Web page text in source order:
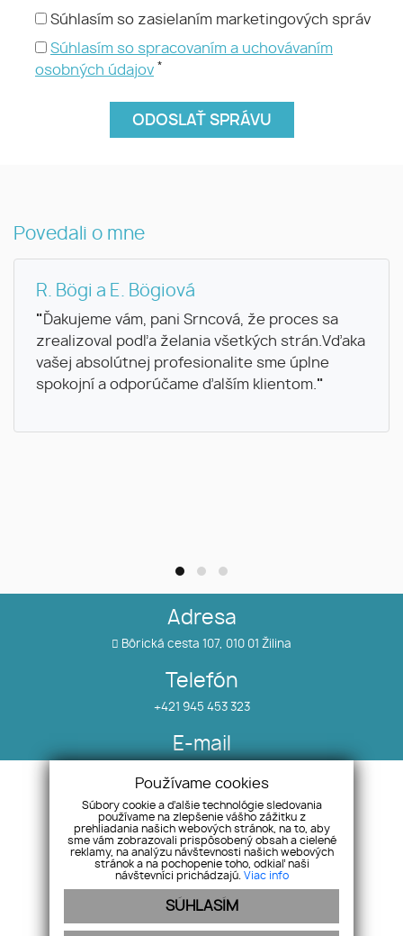
Súhlasím so zasielaním marketingových správ
Súhlasím so spracovaním a uchovávaním
osobných údajov *
Povedali o mne
R. Bögi a E. Bögiová
" Ďakujeme vám, pani Srncová, že proces sa
zrealizoval podľa želania všetkých strán.Vďaka
vašej absolútnej profesionalite sme úplne
spokojní a odporúčame ďalším klientom. "
Adresa
Bôrická cesta 107, 010 01 Žilina
Telefón
+421 945 453 323
E-mail
Nehnuteľnosti
O nás
Blog
Náš tím
Pobočky
Odstúpenie od zmluvy
Používame cookies
Súbory cookie a ďalšie technológie sledovania
používame na zlepšenie vášho zážitku z
prehliadania našich webových stránok, na to, aby
sme vám zobrazovali prispôsobený obsah a cielené
reklamy, na analýzu návštevnosti našich webových
stránok a na pochopenie toho, odkiaľ naši
návštevníci prichádzajú. Viac info
SÚHLASÍM